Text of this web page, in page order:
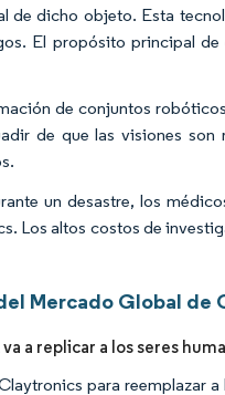
de dicho objeto. Esta
El propósito principal
de conjuntos
de que las visiones
un desastre, los
Los altos costos de
Mercado Global de
a replicar a los seres
para reemplazar